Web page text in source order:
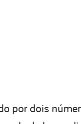
por dois